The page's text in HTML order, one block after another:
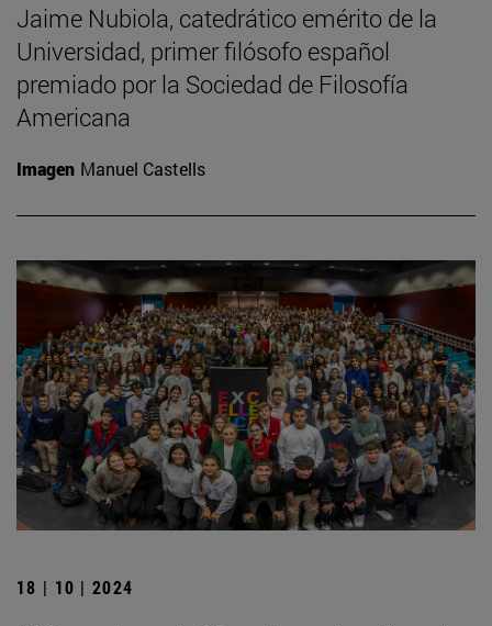
Jaime Nubiola, catedrático emérito de la
Universidad, primer filósofo español
premiado por la Sociedad de Filosofía
Americana
Imagen Manuel Castells
18 | 10 | 2024